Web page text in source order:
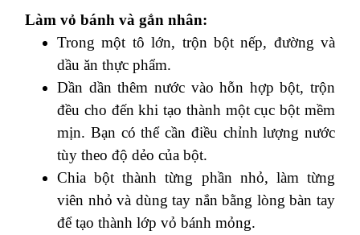
Làm vỏ bánh và gắn nhân:
Trong một tô lớn, trộn bột nếp, đường và
dầu ăn thực phẩm.
Dần dần thêm nước vào hỗn hợp bột, trộn
đều cho đến khi tạo thành một cục bột mềm
mịn. Bạn có thể cần điều chỉnh lượng nước
tùy theo độ dẻo của bột.
Chia bột thành từng phần nhỏ, làm từng
viên nhỏ và dùng tay nắn bằng lòng bàn tay
để tạo thành lớp vỏ bánh mỏng.